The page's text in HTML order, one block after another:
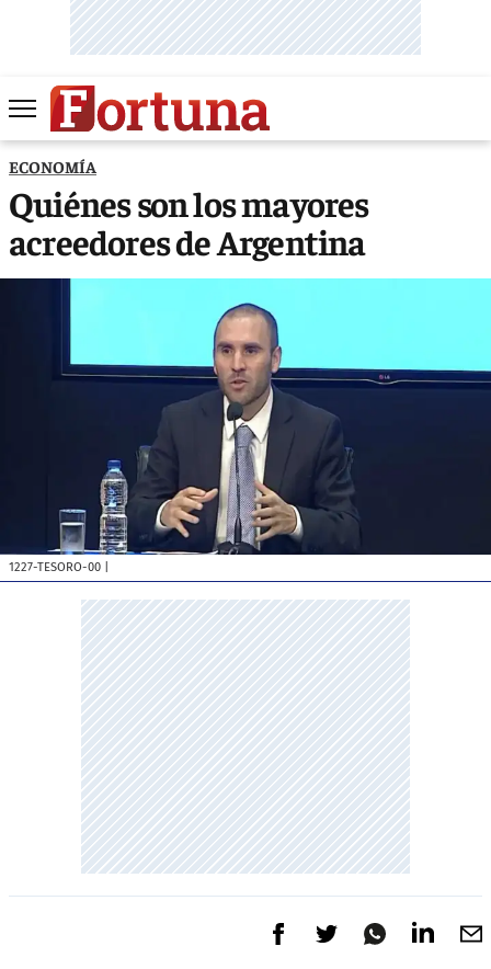
ECONOMÍA
Quiénes son los mayores
acreedores de Argentina
1227-TESORO-00